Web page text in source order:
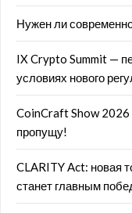
Нужен ли
IX Crypto Summit —
условиях нового
CoinCraft Show 2026
пропущу!
CLARITY Act: новая
станет главным